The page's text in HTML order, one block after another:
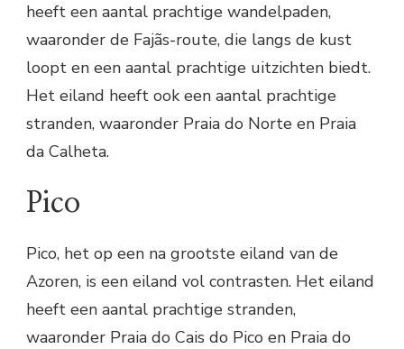
heeft een aantal prachtige wandelpaden,
waaronder de Fajãs-route, die langs de kust
loopt en een aantal prachtige uitzichten biedt.
Het eiland heeft ook een aantal prachtige
stranden, waaronder Praia do Norte en Praia
da Calheta.
Pico
Pico, het op een na grootste eiland van de
Azoren, is een eiland vol contrasten. Het eiland
heeft een aantal prachtige stranden,
waaronder Praia do Cais do Pico en Praia do